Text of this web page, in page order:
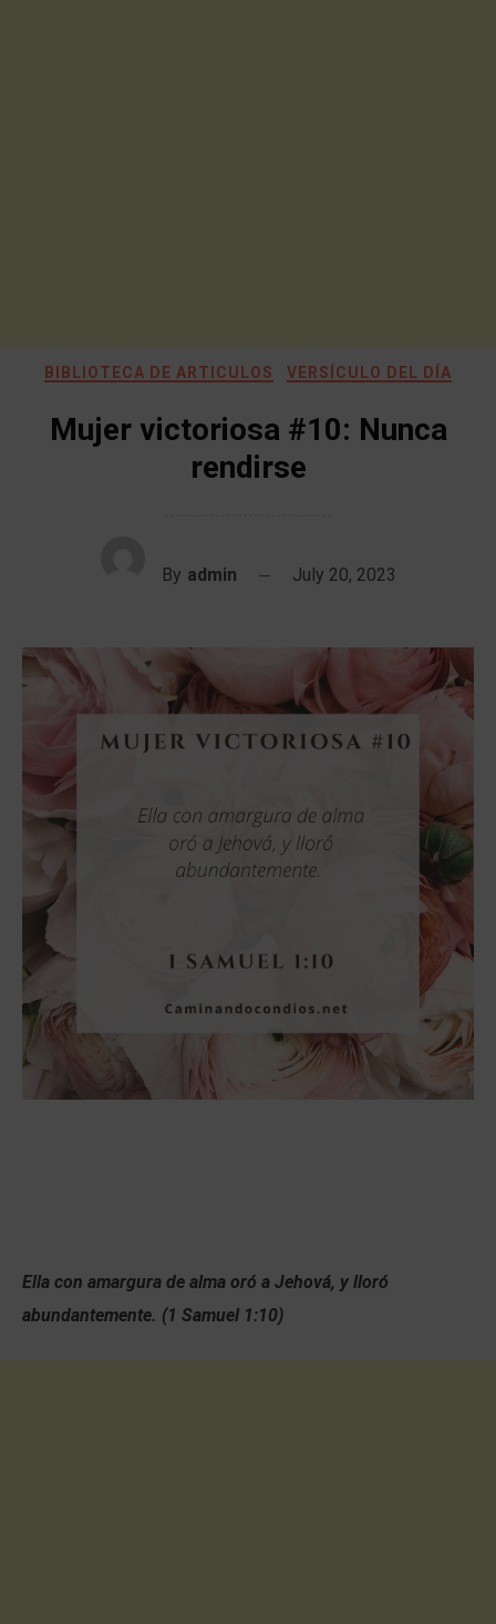
BIBLIOTECA DE ARTICULOS VERSÍCULO DEL DÍA
Mujer victoriosa #10: Nunca
rendirse
By admin July 20, 2023
Ella con amargura de alma oró a Jehová, y lloró
abundantemente. (1 Samuel 1:10)